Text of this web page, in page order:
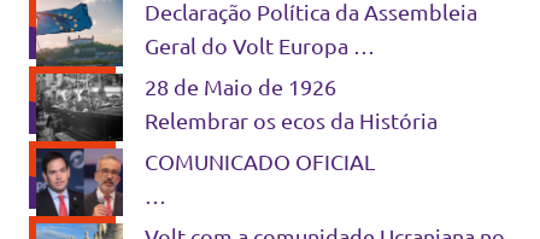
É possível simplificar sem
criminalizar - Não se combate fraude
com estigma
Declaração Política da Assembleia
Geral do Volt Europa
Bratislava, 13 e 14 de Junho de 2026
28 de Maio de 1926
Relembrar os ecos da História
COMUNICADO OFICIAL
CASO DAS LAJES